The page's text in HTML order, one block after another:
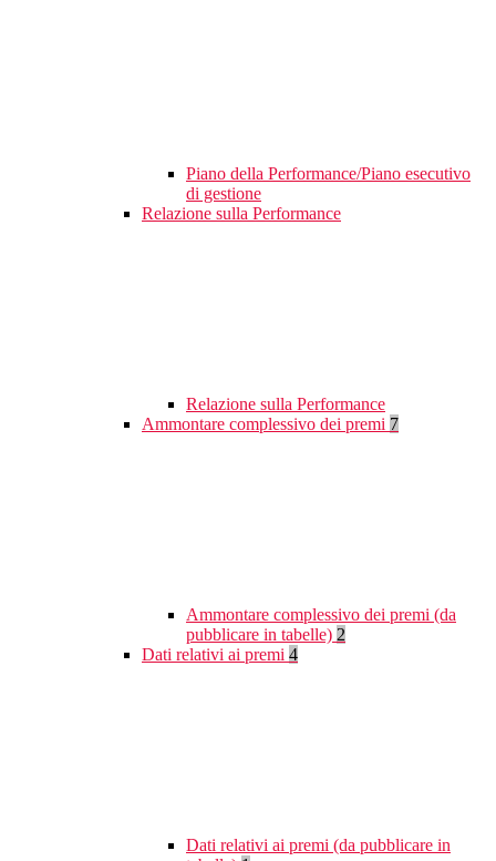
Piano della Performance/Piano esecutivo
di gestione
Relazione sulla Performance
Relazione sulla Performance
Ammontare complessivo dei premi 7
Ammontare complessivo dei premi (da
pubblicare in tabelle) 2
Dati relativi ai premi 4
Dati relativi ai premi (da pubblicare in